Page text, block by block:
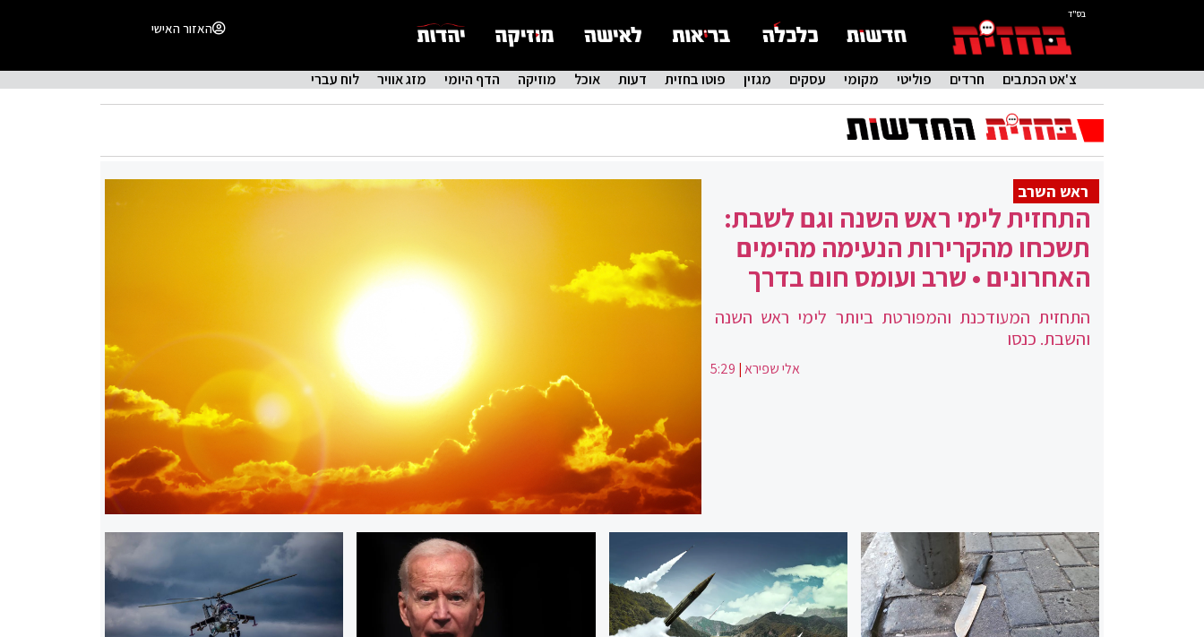
בס"ד
האזור האישי
צ'אט הכתבים חרדים פוליטי מקומי עסקים מגזין פוטו בחזית דעות אוכל מוזיקה הדף היומי מזג אוויר לוח עברי
ראש השרב
התחזית לימי ראש השנה וגם לשבת:
תשכחו מהקרירות הנעימה מהימים
האחרונים • שרב ועומס חום בדרך
התחזית המעודכנת והמפורטת ביותר לימי ראש השנה
והשבת. כנסו
אלי שפירא|
5:29